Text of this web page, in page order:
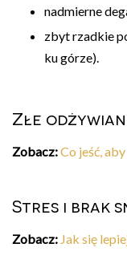
nadmierne
zbyt rzadkie
ku górze).
Złe
Zobacz:Co jeść,
Stres i brak
Zobacz: Jak się